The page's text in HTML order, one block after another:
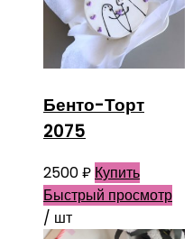
Бенто-Торт
2075
2500₽ Купить
Быстрый просмотр
/ шт